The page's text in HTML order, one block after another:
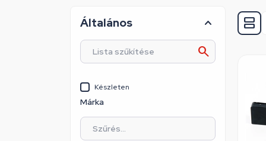
Általános
Készleten
Márka